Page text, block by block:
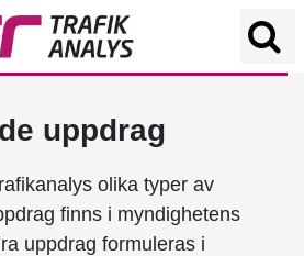
uppdrag
olika typer av
finns i myndighetens
uppdrag formuleras i